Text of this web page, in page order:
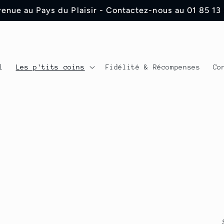
au Pays du Plaisir - Contactez-nous au 01 85 13
Les p'tits coins Fidélité & Récompenses